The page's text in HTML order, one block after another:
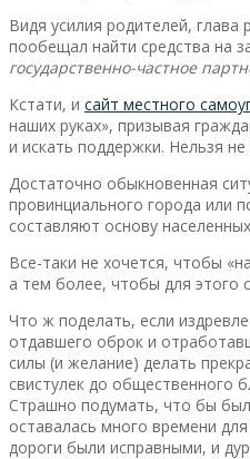
Видя усилия родителей, глава
пообещал найти средства на
государственно-частное
Кстати, и сайт местного
наших руках», призывая
и искать поддержки. Нельзя не
Достаточно обыкновенная
провинциального города или
составляют основу
Все-таки не хочется, чтобы
а тем более, чтобы для этого
Что ж поделать, если
отдавшего оброк и
силы (и желание) делать
свистулек до общественного
Страшно подумать, что бы
оставалась много времени
дороги были исправными, и